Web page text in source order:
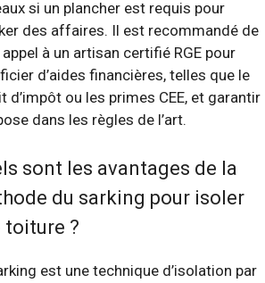
si un plancher est requis pour
des affaires. Il est recommandé de
à un artisan certifié RGE pour
d’aides financières, telles que le
d’impôt ou les primes CEE, et garantir
dans les règles de l’art.
sont les avantages de la
du sarking pour isoler
toiture ?
est une technique d’isolation par